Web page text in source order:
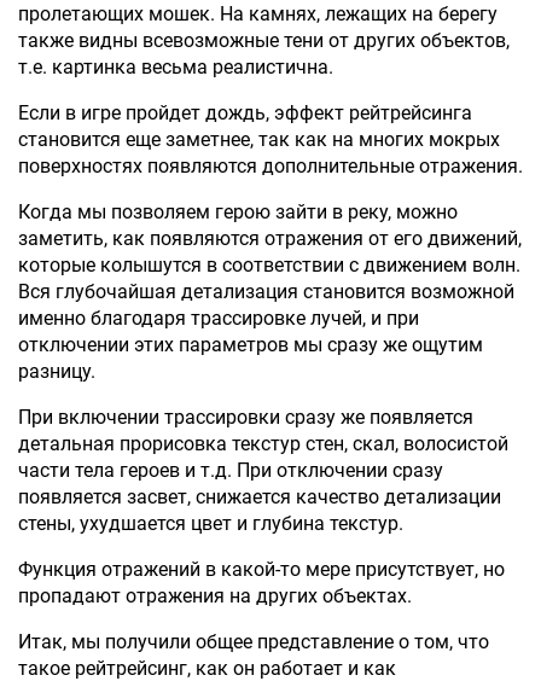
пролетающих мошек. На камнях, лежащих на берегу
также видны всевозможные тени от других объектов,
т.е. картинка весьма реалистична.
Если в игре пройдет дождь, эффект рейтрейсинга
становится еще заметнее, так как на многих мокрых
поверхностях появляются дополнительные отражения.
Когда мы позволяем герою зайти в реку, можно
заметить, как появляются отражения от его движений,
которые колышутся в соответствии с движением волн.
Вся глубочайшая детализация становится возможной
именно благодаря трассировке лучей, и при
отключении этих параметров мы сразу же ощутим
разницу.
При включении трассировки сразу же появляется
детальная прорисовка текстур стен, скал, волосистой
части тела героев и т.д. При отключении сразу
появляется засвет, снижается качество детализации
стены, ухудшается цвет и глубина текстур.
Функция отражений в какой-то мере присутствует, но
пропадают отражения на других объектах.
Итак, мы получили общее представление о том, что
такое рейтрейсинг, как он работает и как